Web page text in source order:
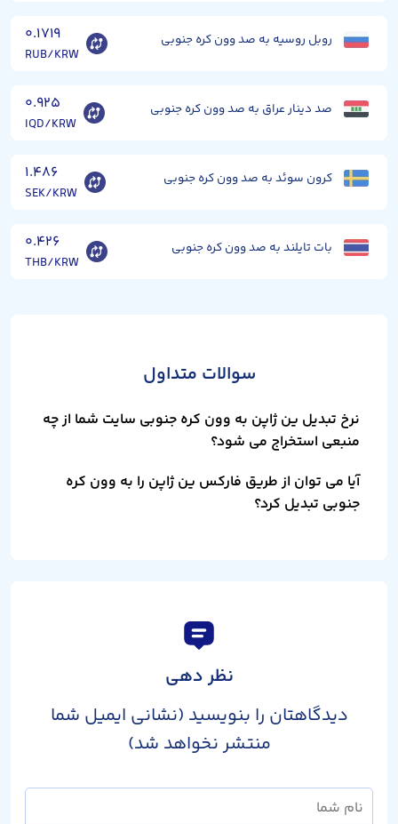
روبل روسیه به صد وون کره جنوبی ۰.۱۷۱۹
RUB/KRW
صد دینار عراق به صد وون کره جنوبی ۰.۹۲۵
IQD/KRW
کرون سوئد به صد وون کره جنوبی ۱.۴۸۶
SEK/KRW
بات تایلند به صد وون کره جنوبی ۰.۴۲۶
THB/KRW
سوالات متداول
نرخ تبدیل ین ژاپن به وون کره جنوبی سایت شما از چه
منبعی استخراج می شود؟
آیا می توان از طریق فارکس ین ژاپن را به وون کره
جنوبی تبدیل کرد؟
نظر دهی
دیدگاهتان را بنویسید (نشانی ایمیل شما
منتشر نخواهد شد)